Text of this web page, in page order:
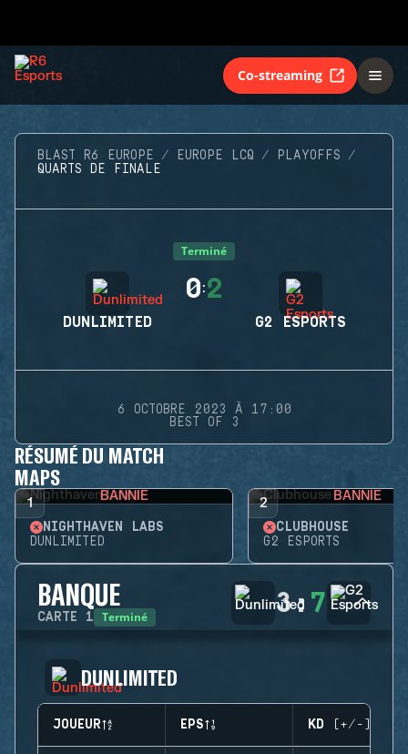
Co-streaming
BLAST R6 EUROPE EUROPE LCQ
PLAYOFFS
QUARTS DE FINALE
Terminé
DUNLIMITED
0:2
G2 ESPORTS
6 OCTOBRE 2023 À 17:00
BEST OF 3
RÉSUMÉ DU MATCH
MAPS
1 BANNIE
NIGHTHAVEN LABS
DUNLIMITED
2 BANNIE
CLUBHOUSE
G2 ESPORTS
BANQUE
CARTE 1 Terminé 3: 7
DUNLIMITED
JOUEUR EPS KD (+/-)